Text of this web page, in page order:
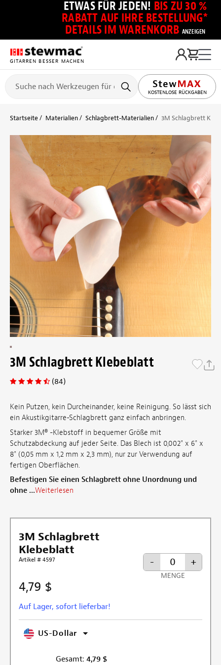
ETWAS FÜR JEDEN! BIS ZU 30 %
RABATT AUF IHRE BESTELLUNG*
DETAILS IM WARENKORB ANZEIGEN
GITARREN BESSER MACHEN
KOSTENLOSE RÜCKGABEN
Startseite Materialien Schlagbrett-Materialien 3M Schlagbrett
3M Schlagbrett Klebeblatt
(84)
Kein Putzen, kein Durcheinander, keine Reinigung. So lässt sich
ein Akustikgitarre-Schlagbrett ganz einfach anbringen.
Starker 3M® -Klebstoff in bequemer Größe mit
Schutzabdeckung auf jeder Seite. Das Blech ist 0,002" x 6" x
8" (0,05 mm x 1,2 mm x 2,3 mm), nur zur Verwendung auf
fertigen Oberflächen.
Befestigen Sie einen Schlagbrett ohne Unordnung und
ohne ...Weiterlesen
3M Schlagbrett
Klebeblatt
Artikel # 4597
4,79 $
Auf Lager, sofort lieferbar!
- +
MENGE
US-Dollar
Gesamt: 4,79 $